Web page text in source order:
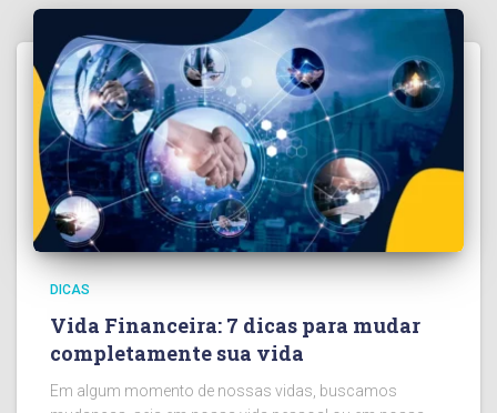
DICAS
Vida Financeira: 7 dicas para mudar
completamente sua vida
Em algum momento de nossas vidas, buscamos